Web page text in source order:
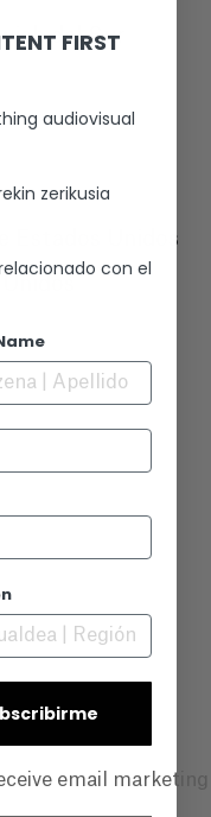
del Sur
Estados Unidos
FIRST
audiovisual
zerikusia
con el
email